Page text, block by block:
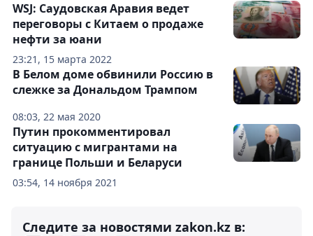
23:21, 15 марта 2022
WSJ: Саудовская Аравия ведет
переговоры с Китаем о продаже
нефти за юани
08:03, 22 мая 2020
В Белом доме обвинили Россию в
слежке за Дональдом Трампом
03:54, 14 ноября 2021
Путин прокомментировал
ситуацию с мигрантами на
границе Польши и Беларуси
Следите за новостями zakon.kz в: